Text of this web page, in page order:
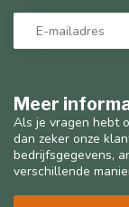
Meer
Als je vragen hebt
dan zeker onze
bedrijfsgegevens,
verschillende